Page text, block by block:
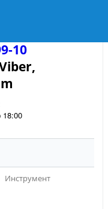
10
18:00
Инструмент